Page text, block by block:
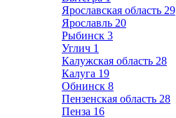
Ярославская область 29
Ярославль 20
Рыбинск 3
Углич 1
Калужская область 28
Калуга 19
Обнинск 8
Пензенская область 28
Пенза 16